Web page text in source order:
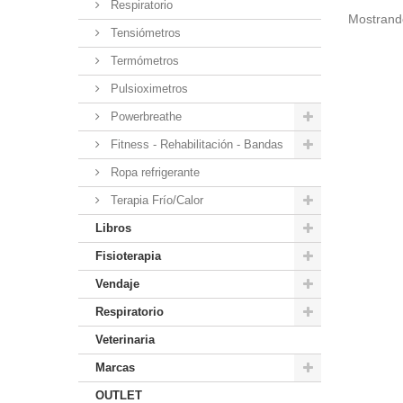
Respiratorio
Tensiómetros
Termómetros
Pulsioximetros
Powerbreathe
Fitness - Rehabilitación - Bandas
Ropa refrigerante
Terapia Frío/Calor
Libros
Fisioterapia
Vendaje
Respiratorio
Veterinaria
Marcas
OUTLET